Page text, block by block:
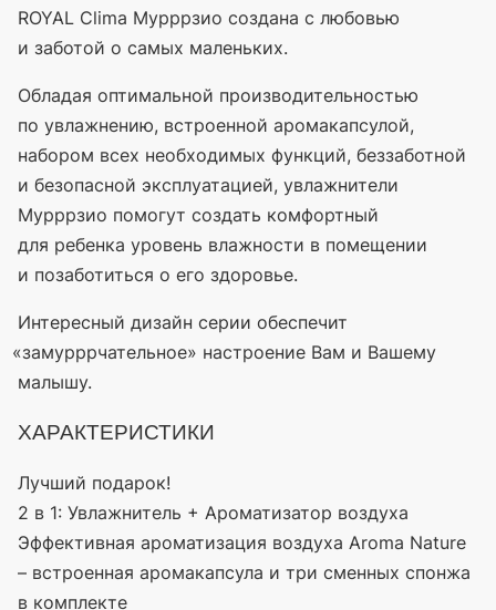
ROYAL Clima Мурррзио создана с любовью
и заботой о самых маленьких.
Обладая оптимальной производительностью
по увлажнению, встроенной аромакапсулой,
набором всех необходимых функций, беззаботной
и безопасной эксплуатацией, увлажнители
Мурррзио помогут создать комфортный
для ребенка уровень влажности в помещении
и позаботиться о его здоровье.
Интересный дизайн серии обеспечит
«замурррчательное» настроение Вам и Вашему
малышу.
ХАРАКТЕРИСТИКИ
Лучший подарок!
2 в 1: Увлажнитель + Ароматизатор воздуха
Эффективная ароматизация воздуха Aroma Nature
– встроенная аромакапсула и три сменных спонжа
в комплекте